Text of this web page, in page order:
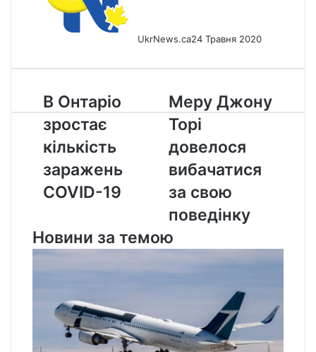
UkrNews.ca24 Травня 2020
В
Онтаріо
зростає
кількість
заражень
COVID-
19
В Онтаріо
зростає
кількість
заражень
COVID-19
Меру
Джону
Торі
довелося
вибачатися
за
свою
поведінку
Меру Джону
Торі
довелося
вибачатися
за свою
поведінку
Новини за темою